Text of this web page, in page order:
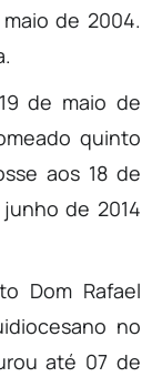
de 2004.
de maio de
quinto
aos 18 de
de 2014
Dom Rafael
no
até 07 de